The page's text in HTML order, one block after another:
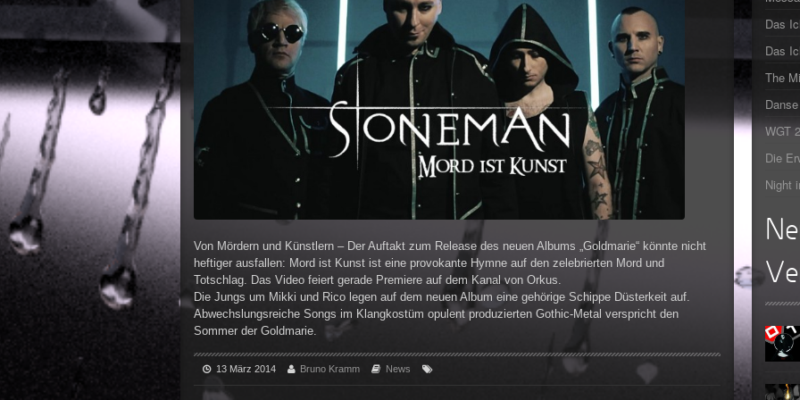
►
Oberer
►
Oberer
►
►
►
►
►
Von Mördern und Künstlern – Der Auftakt zum Release des neuen Albums „Goldmarie“ könnte nicht
heftiger ausfallen: Mord ist Kunst ist eine provokante Hymne auf den zelebrierten Mord und
Totschlag. Das Video feiert gerade Premiere auf dem Kanal von Orkus.
Die Jungs um Mikki und Rico legen auf dem neuen Album eine gehörige Schippe Düsterkeit auf.
Abwechslungsreiche Songs im Klangkostüm opulent produzierten Gothic-Metal verspricht den
Sommer der Goldmarie.
13 März 2014 Bruno Kramm News
Das
Das
The
WGT
Die
Night